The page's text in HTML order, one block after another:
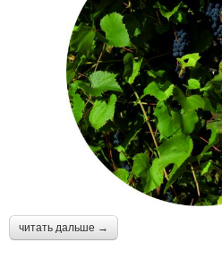
читать дальше →